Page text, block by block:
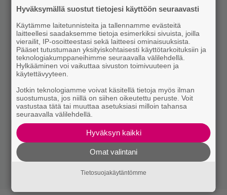
Hyväksymällä suostut tietojesi käyttöön seuraavasti
Käytämme laitetunnisteita ja tallennamme evästeitä
laitteellesi saadaksemme tietoja esimerkiksi sivuista, joilla
vierailit, IP-osoitteestasi sekä laitteesi ominaisuuksista.
Pääset tutustumaan yksityiskohtaisesti käyttötarkoituksiin ja
teknologiakumppaneihimme seuraavalla välilehdellä.
Hylkääminen voi vaikuttaa sivuston toimivuuteen ja
käytettävyyteen.
Jotkin teknologiamme voivat käsitellä tietoja myös ilman
suostumusta, jos niillä on siihen oikeutettu peruste. Voit
vastustaa tätä tai muuttaa asetuksiasi milloin tahansa
seuraavalla välilehdellä.
Hyväksyn kaikki
Omat valintani
Tietosuojakäytäntömme